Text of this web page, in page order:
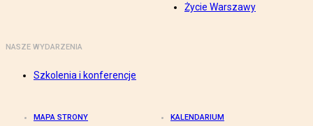
Życie Warszawy
NASZE WYDARZENIA
Szkolenia i konferencje
MAPA STRONY KALENDARIUM